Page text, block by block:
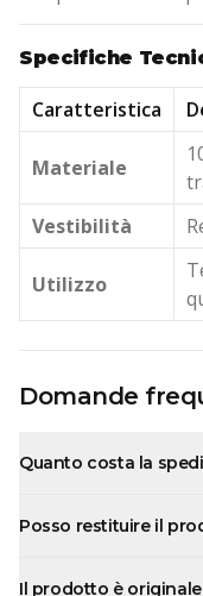
Specifiche
Caratteristica
Materiale
Vestibilità
Utilizzo
Domande
Quanto costa la
Posso restituire il
Il prodotto è